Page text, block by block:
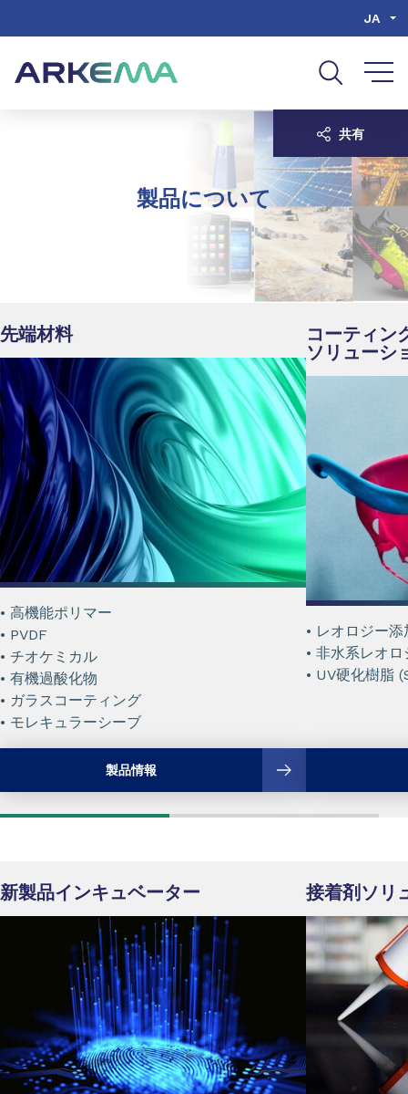
JA
製品について
共有
先端材料
• 高機能ポリマー
• PVDF
• チオケミカル
• 有機過酸化物
• ガラスコーティング
• モレキュラーシーブ
製品情報
コーティン
ソリューシ
• レオロジー
• 非水系レオ
• UV硬化樹脂
新製品インキュベーター 接着剤ソリ